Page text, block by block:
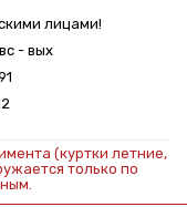
лицами!
- вых
(куртки летние,
только по